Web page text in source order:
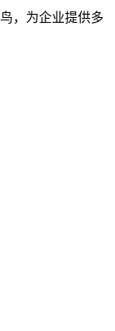
，为企业提供多